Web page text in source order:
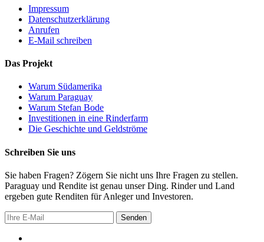
Impressum
Datenschutzerklärung
Anrufen
E-Mail schreiben
Das Projekt
Warum Südamerika
Warum Paraguay
Warum Stefan Bode
Investitionen in eine Rinderfarm
Die Geschichte und Geldströme
Schreiben Sie uns
Sie haben Fragen? Zögern Sie nicht uns Ihre Fragen zu stellen.
Paraguay und Rendite ist genau unser Ding. Rinder und Land
ergeben gute Renditen für Anleger und Investoren.
Senden